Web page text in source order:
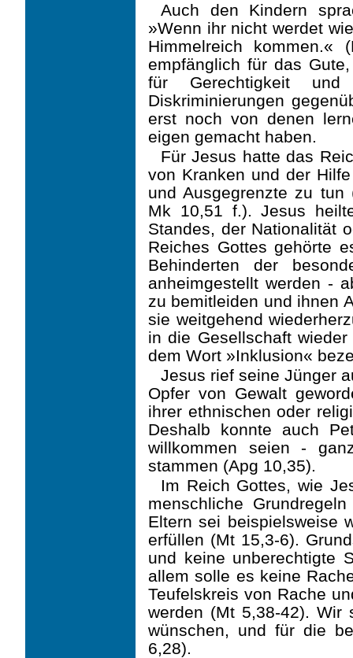
Auch den Kindern
»Wenn ihr nicht werdet
Himmelreich
empfäng­lich für das
für Gerechtigkeit
Diskriminierungen
erst noch von denen
eigen gemacht haben.
Für Jesus hatte das
von Kranken und der
und Ausgegrenzte zu
Mk 10,51 f.). Jesus
Standes, der Nationalität
Reiches Gottes gehörte
Behinderten der
anheimgestellt werden -
zu bemitleiden und ihnen
sie weitgehend
in die Gesellschaft
dem Wort »Inklusion«
Jesus rief seine Jünger
Opfer von Gewalt
ihrer ethnischen oder
Deshalb konnte auch
willkommen seien -
stammen (Apg 10,35).
Im Reich Gottes, wie
menschliche
Eltern sei beispielsweise
erfüllen (Mt 15,3-6).
und keine unberechtigte
allem solle es keine
Teufelskreis von Rache
werden (Mt 5,38-42).
wünschen, und für die
6,28).